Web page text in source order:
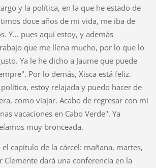
y la política, en la que he estado de
doce años de mi vida, me iba de
Y… pues aquí estoy, y además
que me llena mucho, por lo que lo
Ya le he dicho a Jaume que puede
Por lo demás, Xisca está feliz.
estoy relajada y puedo hacer de
como viajar. Acabo de regresar con mi
vacaciones en Cabo Verde". Ya
muy bronceada.
capítulo de la cárcel: mañana, martes,
Clemente dará una conferencia en la